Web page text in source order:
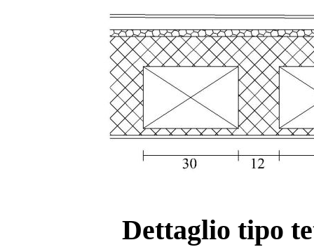
Dettaglio tipo